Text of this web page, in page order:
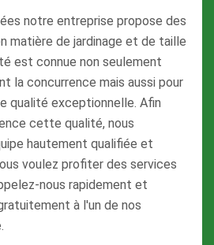
notre entreprise propose des
matière de jardinage et de taille
est connue non seulement
la concurrence mais aussi pour
qualité exceptionnelle. Afin
cette qualité, nous
hautement qualifiée et
voulez profiter des services
nous rapidement et
à l'un de nos